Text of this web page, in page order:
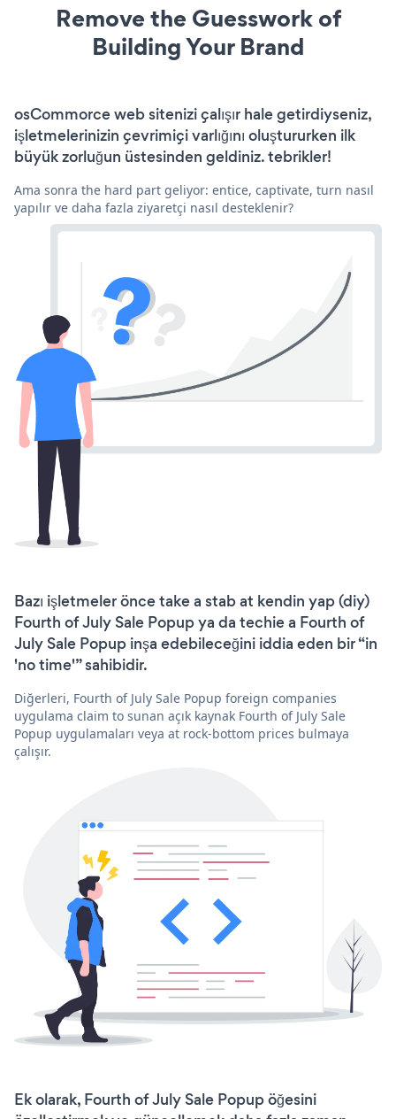
Remove the Guesswork of
Building Your Brand
osCommorce web sitenizi çalışır hale getirdiyseniz,
işletmelerinizin çevrimiçi varlığını oluştururken ilk
büyük zorluğun üstesinden geldiniz. tebrikler!
Ama sonra the hard part geliyor: entice, captivate, turn nasıl
yapılır ve daha fazla ziyaretçi nasıl desteklenir?
Bazı işletmeler önce take a stab at kendin yap (diy)
Fourth of July Sale Popup ya da techie a Fourth of
July Sale Popup inşa edebileceğini iddia eden bir “in
'no time'” sahibidir.
Diğerleri, Fourth of July Sale Popup foreign companies
uygulama claim to sunan açık kaynak Fourth of July Sale
Popup uygulamaları veya at rock-bottom prices bulmaya
çalışır.
Ek olarak, Fourth of July Sale Popup öğesini